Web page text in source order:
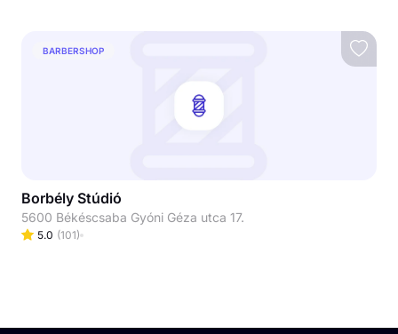
BARBERSHOP
Borbély Stúdió
5600 Békéscsaba Gyóni Géza utca 17.
5.0 (101)